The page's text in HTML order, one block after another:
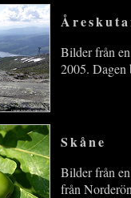
Bilder från
2005. Dagen
Skåne
Bilder från
från